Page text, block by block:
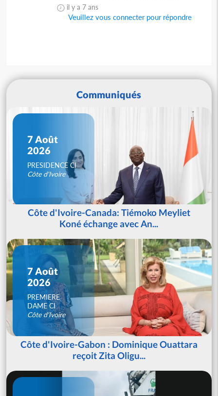
il y a 7 ans
Veuillez vous connecter pour répondre
Communiqués
7 Août
2026
PRESIDENCE CI
Côte d'Ivoire
Côte d'Ivoire-Canada: Tiémoko Meyliet
Koné échange avec An...
7 Août
2026
PREMIERE
DAME CI
Côte d'Ivoire
Côte d'Ivoire-Gabon : Dominique Ouattara
reçoit Zita Oligu...